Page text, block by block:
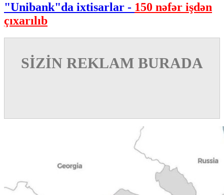
"Unibank"da ixtisarlar - 150 nəfər işdən
çıxarılıb
SİZİN REKLAM BURADA